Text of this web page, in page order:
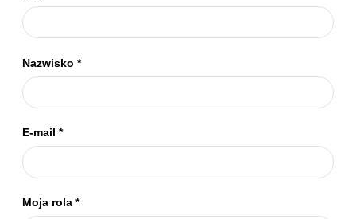
Nazwisko *
E-mail *
Moja rola *